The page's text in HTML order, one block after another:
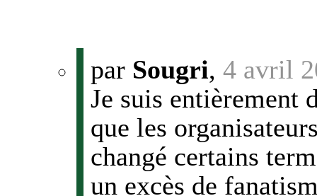
par Sougri, 4 avril
Je suis entièrement
que les
changé certains
un excès de